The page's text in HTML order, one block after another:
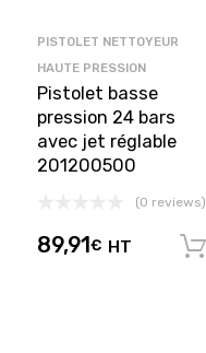
PISTOLET NETTOYEUR
HAUTE PRESSION
Pistolet basse
pression 24 bars
avec jet réglable
201200500
(0 reviews)
89,91€ HT